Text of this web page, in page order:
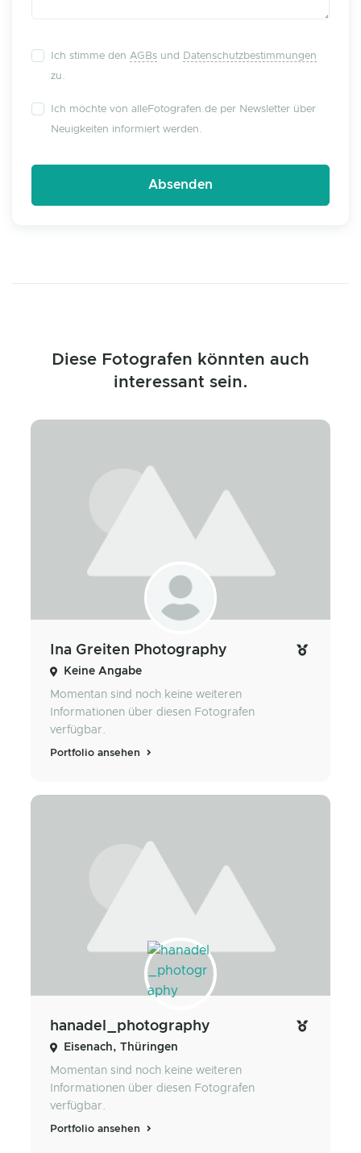
Ich stimme den AGBs und
Datenschutzbestimmungen
zu.
Ich möchte von alleFotografen.de per Newsletter über
Neuigkeiten informiert werden.
Diese Fotografen könnten auch
interessant sein.
Ina Greiten Photography
Keine Angabe
Momentan sind noch keine weiteren
Informationen über diesen Fotografen
verfügbar.
Portfolio ansehen
hanadel_photography
Eisenach, Thüringen
Momentan sind noch keine weiteren
Informationen über diesen Fotografen
verfügbar.
Portfolio ansehen